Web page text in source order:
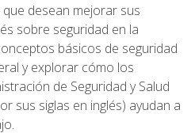
desean mejorar sus
sobre seguridad en la
básicos de seguridad
y explorar cómo los
de Seguridad y Salud
sus siglas en inglés) ayudan a